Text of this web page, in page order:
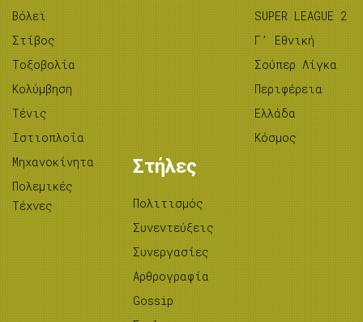
Βόλεϊ
Στίβος
Tοξοβολία
Κολύμβηση
Τένις
Ιστιοπλοΐα
Μηχανοκίνητα
Πολεμικές
Τέχνες
SUPER LEAGUE 2
Γ’ Εθνική
Σούπερ Λίγκα
Περιφέρεια
Ελλάδα
Κόσμος
Στήλες
Πολιτισμός
Συνεντεύξεις
Συνεργασίες
Αρθρογραφία
Gossip